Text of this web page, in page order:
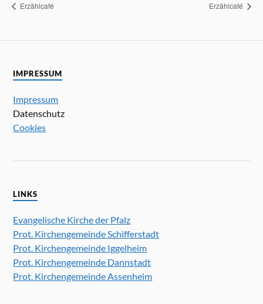
Erzählcafé Erzählcafé
IMPRESSUM
Impressum
Datenschutz
Cookies
LINKS
Evangelische Kirche der Pfalz
Prot. Kirchengemeinde Schifferstadt
Prot. Kirchengemeinde Iggelheim
Prot. Kirchengemeinde Dannstadt
Prot. Kirchengemeinde Assenheim